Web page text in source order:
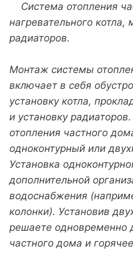
Система отопления
нагревательного котла,
радиаторов.
Монтаж системы
включает в себя
установку котла,
и установку
отопления частного
одноконтурный или
Установка
дополнительной
водоснабжения
колонки). Установив
решаете одновременно
частного дома и